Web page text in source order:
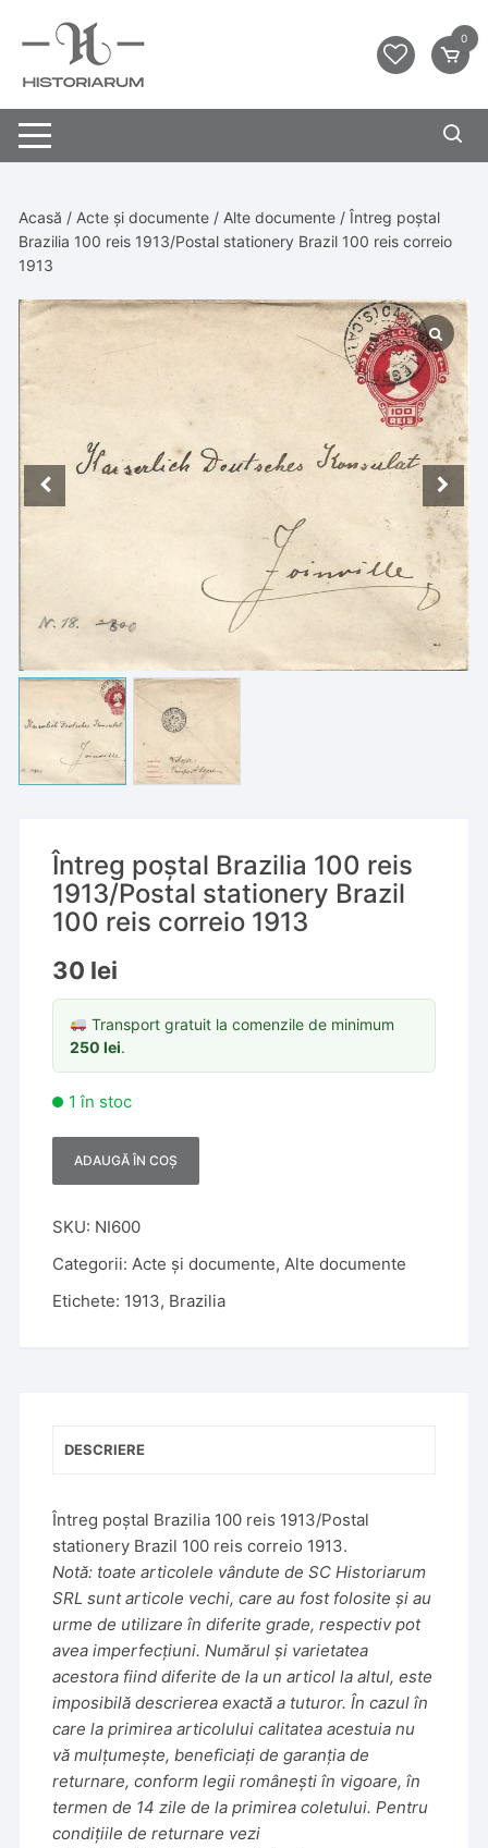
0
Acasă / Acte și documente / Alte documente / Întreg poștal
Brazilia 100 reis 1913/Postal stationery Brazil 100 reis correio
1913
Întreg poștal Brazilia 100 reis
1913/Postal stationery Brazil
100 reis correio 1913
30 lei
Transport gratuit la comenzile de minimum
250lei.
1 în stoc
ADAUGĂ ÎN COȘ
t
n
SKU: NI600
Categorii:Acte și documente,Alte documente
Etichete: 1913, Brazilia
DESCRIERE
Întreg poștal Brazilia 100 reis 1913/Postal
stationery Brazil 100 reis correio 1913.
Notă: toate articolele vândute de SC Historiarum
SRL sunt articole vechi, care au fost folosite și au
urme de utilizare în diferite grade, respectiv pot
avea imperfecțiuni. Numărul și varietatea
acestora fiind diferite de la un articol la altul, este
imposibilă descrierea exactă a tuturor. În cazul în
care la primirea articolului calitatea acestuia nu
vă mulțumește, beneficiați de garanția de
returnare, conform legii românești în vigoare, în
termen de 14 zile de la primirea coletului. Pentru
condițiile de returnare vezi